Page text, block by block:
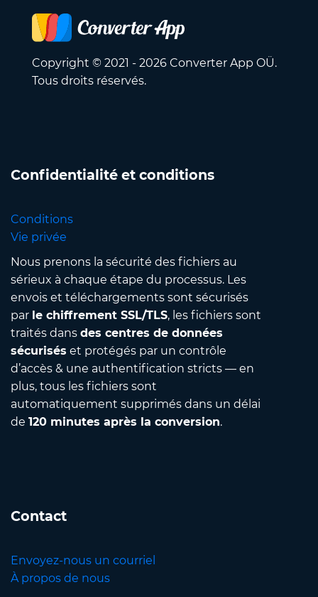
Copyright © 2021 - 2026 Converter App OÜ.
Tous droits réservés.
Confidentialité et conditions
Conditions
Vie privée
Nous prenons la sécurité des fichiers au
sérieux à chaque étape du processus. Les
envois et téléchargements sont sécurisés
par le chiffrement SSL/TLS, les fichiers sont
traités dans des centres de données
sécurisés et protégés par un contrôle
d’accès & une authentification stricts — en
plus, tous les fichiers sont
automatiquement supprimés dans un délai
de 120 minutes après la conversion.
Contact
Envoyez-nous un courriel
À propos de nous